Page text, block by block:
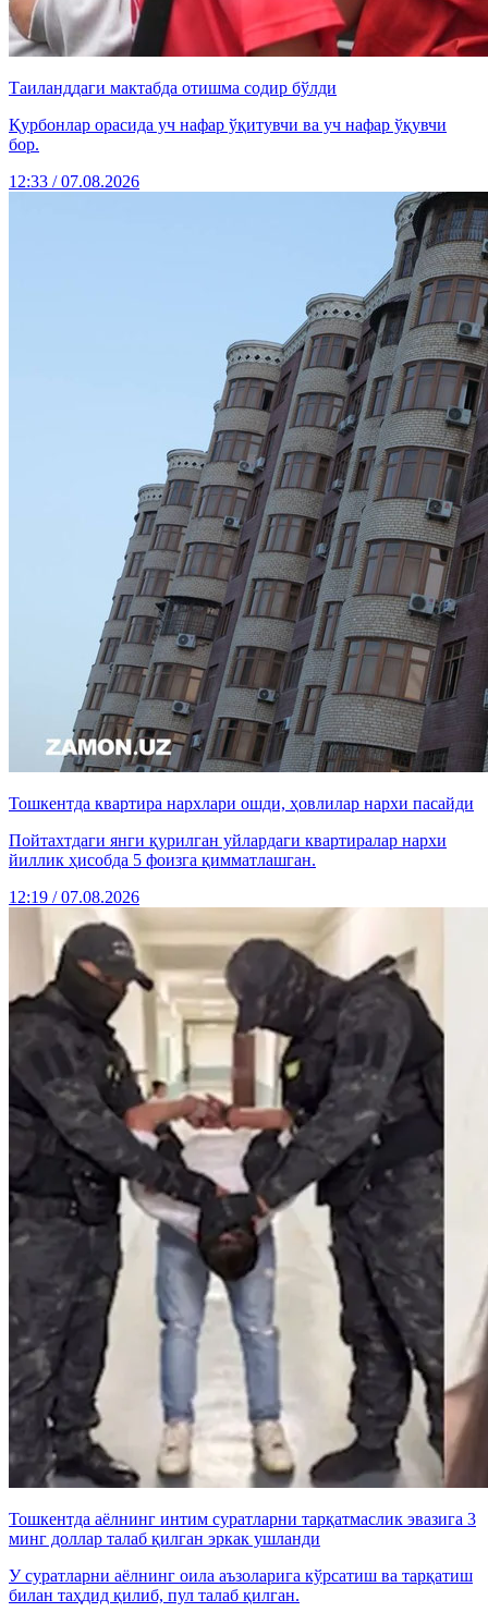
Таиланддаги мактабда отишма содир бўлди
Қурбонлар орасида уч нафар ўқитувчи ва уч нафар ўқувчи
бор.
12:33 / 07.08.2026
Тошкентда квартира нархлари ошди, ҳовлилар нархи пасайди
Пойтахтдаги янги қурилган уйлардаги квартиралар нархи
йиллик ҳисобда 5 фоизга қимматлашган.
12:19 / 07.08.2026
Тошкентда аёлнинг интим суратларни тарқатмаслик эвазига 3
минг доллар талаб қилган эркак ушланди
У суратларни аёлнинг оила аъзоларига кўрсатиш ва тарқатиш
билан таҳдид қилиб, пул талаб қилган.